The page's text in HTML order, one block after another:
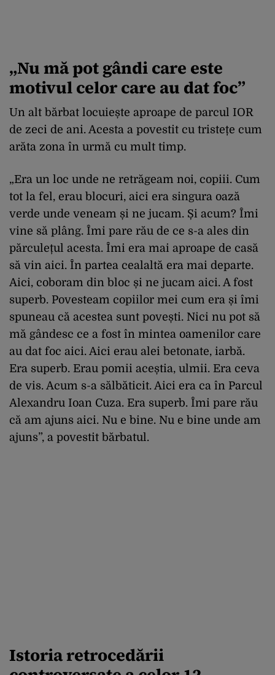
„Nu mă pot gândi care este
motivul celor care au dat foc”
Un alt bărbat locuiește aproape de parcul IOR
de zeci de ani. Acesta a povestit cu tristețe cum
arăta zona în urmă cu mult timp.
„Era un loc unde ne retrăgeam noi, copiii. Cum
tot la fel, erau blocuri, aici era singura oază
verde unde veneam și ne jucam. Și acum? Îmi
vine să plâng. Îmi pare rău de ce s-a ales din
părculețul acesta. Îmi era mai aproape de casă
să vin aici. În partea cealaltă era mai departe.
Aici, coboram din bloc și ne jucam aici. A fost
superb. Povesteam copiilor mei cum era și îmi
spuneau că acestea sunt povești. Nici nu pot să
mă gândesc ce a fost în mintea oamenilor care
au dat foc aici. Aici erau alei betonate, iarbă.
Era superb. Erau pomii aceștia, ulmii. Era ceva
de vis. Acum s-a sălbăticit. Aici era ca în Parcul
Alexandru Ioan Cuza. Era superb. Îmi pare rău
că am ajuns aici. Nu e bine. Nu e bine unde am
ajuns”, a povestit bărbatul.
Istoria retrocedării